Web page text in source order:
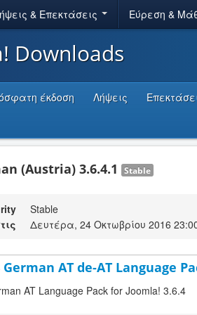
& Επεκτάσεις Εύρεση &
Downloads
έκδοση Λήψεις
(Austria) 3.6.4.1 Stable
Stable
Δευτέρα, 24 Οκτωβρίου 2016
German AT de-AT Language
AT Language Pack for Joomla! 3.6.4